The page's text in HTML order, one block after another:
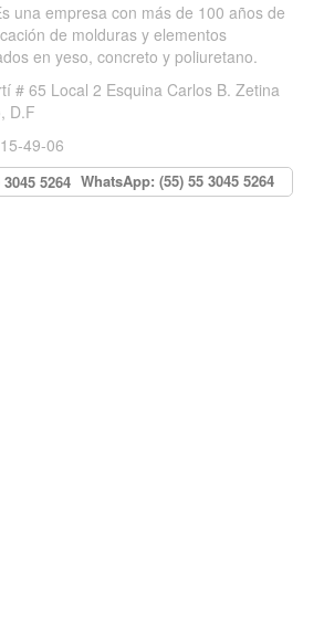
una empresa con más de 100 años de
de molduras y elementos
en yeso, concreto y poliuretano.
# 65 Local 2 Esquina Carlos B. Zetina
D.F
49-06
WhatsApp: (55) 55 3045 5264